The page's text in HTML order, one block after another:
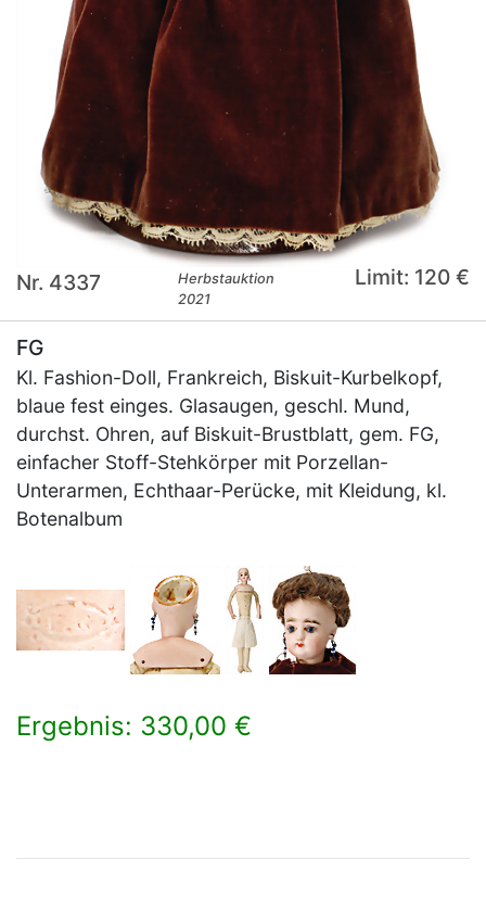
Nr. 4337
Herbstauktion
2021
Limit: 120 €
FG
Kl. Fashion-Doll, Frankreich, Biskuit-Kurbelkopf,
blaue fest einges. Glasaugen, geschl. Mund,
durchst. Ohren, auf Biskuit-Brustblatt, gem. FG,
einfacher Stoff-Stehkörper mit Porzellan-
Unterarmen, Echthaar-Perücke, mit Kleidung, kl.
Botenalbum
Ergebnis: 330,00 €